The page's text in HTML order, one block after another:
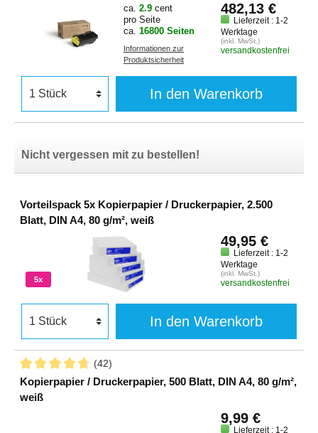
ca. 2.9 cent
pro Seite
ca. 16800 Seiten
Informationen zur
Produktsicherheit
482,13 €
Lieferzeit : 1-2
Werktage
(inkl. MwSt.)
versandkostenfrei
In den Warenkorb
Nicht vergessen mit zu bestellen!
Vorteilspack 5x Kopierpapier / Druckerpapier, 2.500
Blatt, DIN A4, 80 g/m², weiß
5x
49,95 €
Lieferzeit : 1-2
Werktage
(inkl. MwSt.)
versandkostenfrei
In den Warenkorb
(42)
Kopierpapier / Druckerpapier, 500 Blatt, DIN A4, 80 g/m²,
weiß
9,99 €
Lieferzeit : 1-2